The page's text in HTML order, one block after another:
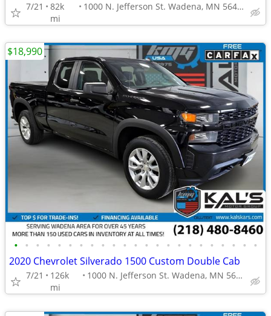
7/21
82k
mi
1000 N. Jefferson St. Wadena, MN 56482
• • • • • • • • • • • • • • • • • • • • • • •
2020 Chevrolet Silverado 1500 Custom Double Cab
7/21
126k
mi
1000 N. Jefferson St. Wadena, MN 56482
$18,990